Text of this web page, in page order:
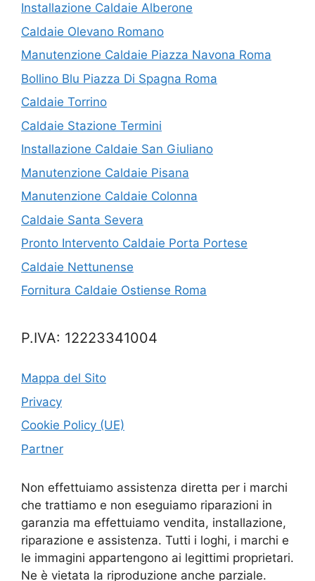
Installazione Caldaie Alberone
Caldaie Olevano Romano
Manutenzione Caldaie Piazza Navona Roma
Bollino Blu Piazza Di Spagna Roma
Caldaie Torrino
Caldaie Stazione Termini
Installazione Caldaie San Giuliano
Manutenzione Caldaie Pisana
Manutenzione Caldaie Colonna
Caldaie Santa Severa
Pronto Intervento Caldaie Porta Portese
Caldaie Nettunense
Fornitura Caldaie Ostiense Roma
P.IVA: 12223341004
Mappa del Sito
Privacy
Cookie Policy (UE)
Partner
Non effettuiamo assistenza diretta per i marchi
che trattiamo e non eseguiamo riparazioni in
garanzia ma effettuiamo vendita, installazione,
riparazione e assistenza. Tutti i loghi, i marchi e
le immagini appartengono ai legittimi proprietari.
Ne è vietata la riproduzione anche parziale.